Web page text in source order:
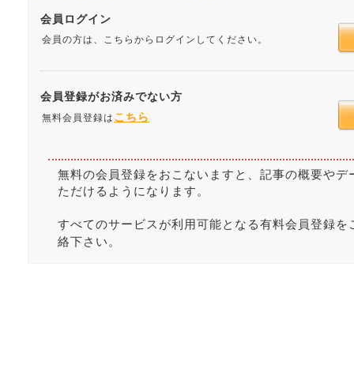
会員ログイン
会員の方は、こちらからログインしてください。
会員登録がお済みでない方
無料会員登録は こちら
無料の会員登録をおこないますと、記事の概要や
ただけるようになります。
すべてのサービスが利用可能となる有料会員登録を
絡下さい。